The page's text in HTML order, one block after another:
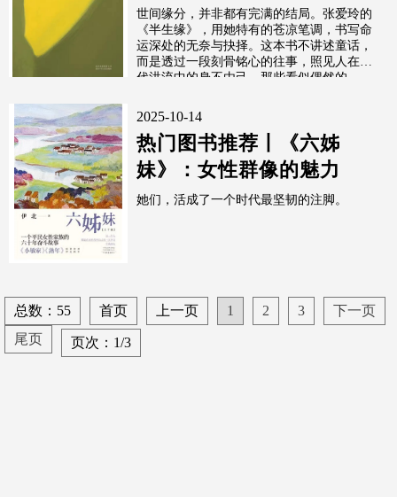
世
世间缘分，并非都有完满的结局。张爱玲的
《半生缘》，用她特有的苍凉笔调，书写命
运深处的无奈与抉择。这本书不讲述童话，
而是透过一段刻骨铭心的往事，照见人在时
代洪流中的身不由己。那些看似偶然的...
2025-10-14
热门图书推荐丨《六姊
妹》：女性群像的魅力
她们，活成了一个时代最坚韧的注脚。
总数：55 首页 上一页 1 2 3
下一页
尾页
页次：1/3